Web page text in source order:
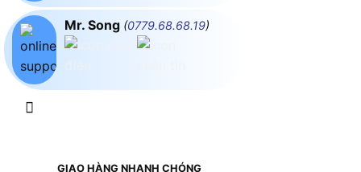
Mr. Song (0779.68.68.19)
GIAO HÀNG NHANH CHÓNG